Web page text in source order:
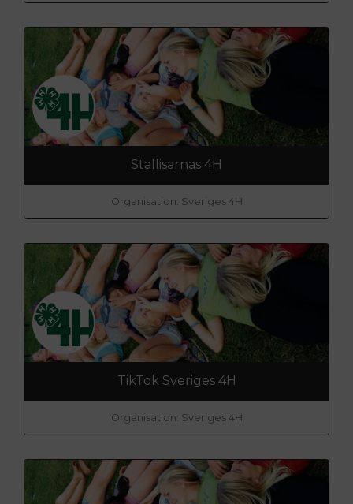
Stallisarnas 4H
Organisation: Sveriges 4H
TikTok Sveriges 4H
Organisation: Sveriges 4H